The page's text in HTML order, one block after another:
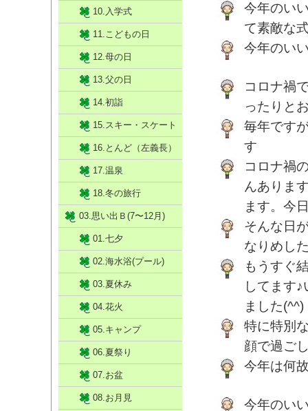
今年のい
て素敵な
今年のい
コロナ禍
ったりと
毎年です
す
コロナ禍
んありま
ます。今
そんな日
なりめし
もうすぐ
してます
ました(^^)
特に特別
顔で過ご
今年は何
今年のい
10.入学式
11.こどもの日
12.母の日
13.父の日
14.初詣
15.スキー・スケート
16.とんど（左義長）
17.温泉
18.冬の旅行
03.思い出Ｂ(7〜12月)
01.七夕
02.海水浴(プール)
03.夏休み
04.花火
05.キャンプ
06.夏祭り
07.お盆
08.お月見